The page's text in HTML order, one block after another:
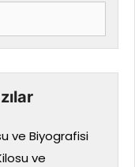
ve Biyografisi
ve